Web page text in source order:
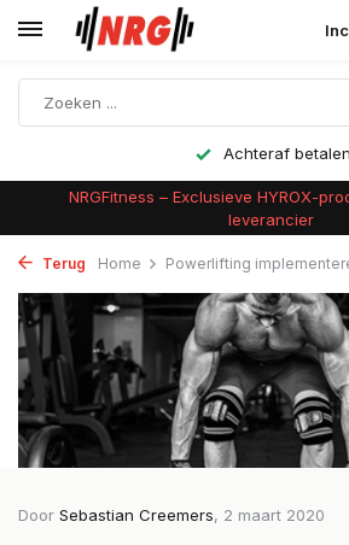
Achteraf betalen
NRGFitness – Exclusieve HYROX-
leverancier
Terug Home Powerlifting
Door Sebastian Creemers, 2 maart 2020